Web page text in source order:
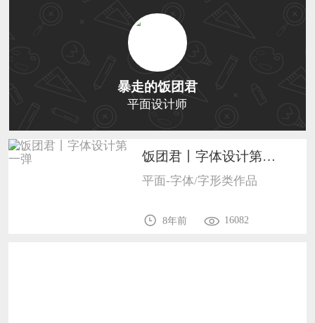
恭喜131****2473用户作品已成功备案！
恭喜159****4201用户作品已成功备案！
恭喜133****6466用户作品已成功备案！
恭喜131****1475用户作品已成功备案！
恭喜133****8874用户作品已成功备案！
恭喜138****8638用户作品已成功备案！
恭喜133****9020用户作品已成功备案！
暴走的饭团君
平面设计师
饭团君丨字体设计第一弹1005
平面-字体/字形类作品
8年前 16082